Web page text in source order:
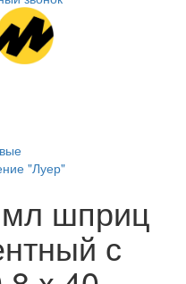
"Луер"
шприц
с